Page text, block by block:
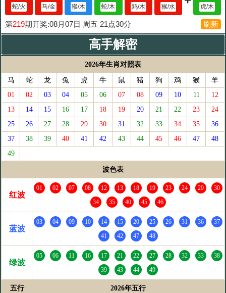
高手解密
2026年生肖对照表
马 蛇 龙 兔 虎 牛 鼠 猪 狗 鸡 猴
羊
01
02 03 04 05 06 07 08 09 10 11
12
13
14 15 16 17 18 19 20 21 22 23
24
25
26 27 28 29 30 31 32 33 34 35
36
37
38 39 40 41 42 43 44 45 46 47
48
49
波色表
红波
01 02 07 08 12 13 18 19 23 24 29
30
34
35 40 45 46
蓝波
03 04 09 10 14 15 20 25 26 31 36
37
41
42 47 48
绿波
05 06 11 16 17 21 22 27 28 32 33
38
39
43 44 49
五行 2026年五行